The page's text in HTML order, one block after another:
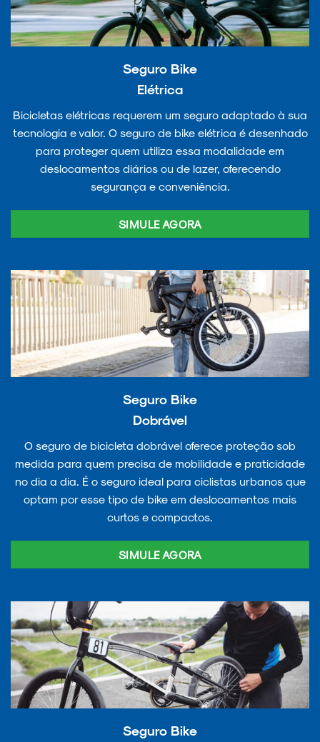
Seguro Bike
Elétrica
Bicicletas elétricas requerem um seguro adaptado à sua
tecnologia e valor. O seguro de bike elétrica é desenhado
para proteger quem utiliza essa modalidade em
deslocamentos diários ou de lazer, oferecendo
segurança e conveniência.
SIMULE AGORA
Seguro Bike
Dobrável
O seguro de bicicleta dobrável oferece proteção sob
medida para quem precisa de mobilidade e praticidade
no dia a dia. É o seguro ideal para ciclistas urbanos que
optam por esse tipo de bike em deslocamentos mais
curtos e compactos.
SIMULE AGORA
Seguro Bike